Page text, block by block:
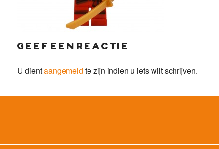
geef een reactie
U dientaangemeld te zijn indien u iets wilt schrijven.